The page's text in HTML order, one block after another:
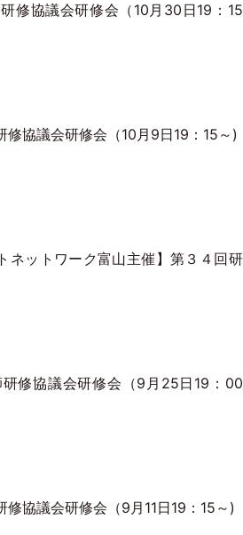
修協議会研修会（10月30日19：15
協議会研修会（10月9日19：15～)
ネットワーク富山主催】第３４回研
修協議会研修会（9月25日19：00
協議会研修会（9月11日19：15～)